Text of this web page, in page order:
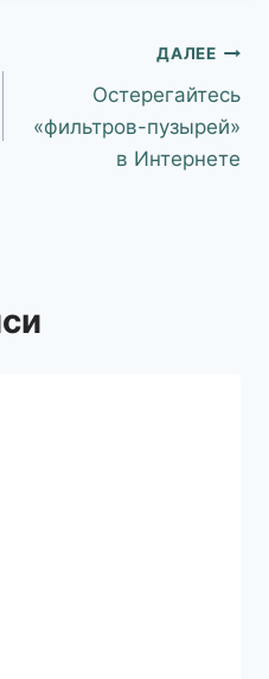
ДАЛЕЕ
Остерегайтесь
«фильтров-пузырей»
в Интернете